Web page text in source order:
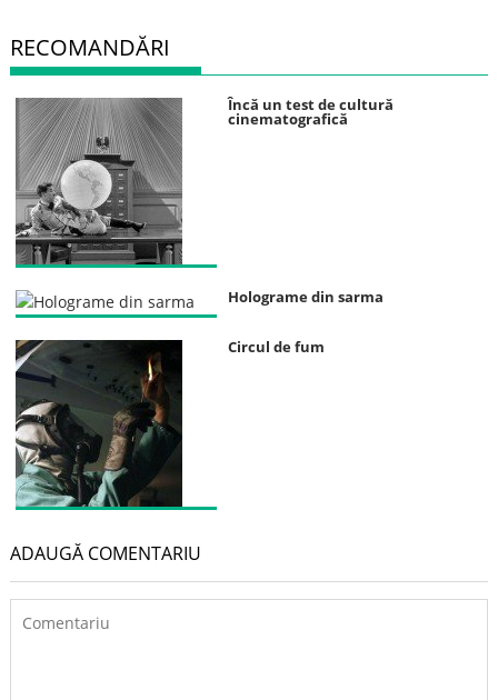
RECOMANDĂRI
Încă un test de cultură
cinematografică
Holograme din sarma
Circul de fum
ADAUGĂ COMENTARIU